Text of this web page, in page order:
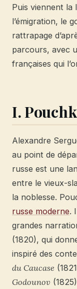
Puis viennent la
l’émigration, le
rattrapage
parcours, avec
françaises qui
I.
Alexandre
au point de
russe est une
entre le vieux-
la noblesse.
russe moderne.
grandes
(1820), qui
inspiré des
du Caucase
Godounov